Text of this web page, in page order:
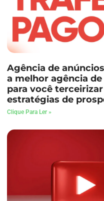
Agência de
a melhor agência
para você terceirizar
estratégias de
Clique Para Ler »